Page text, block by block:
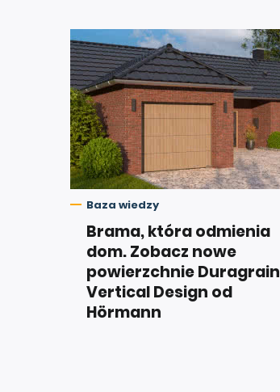
Baza wiedzy
Brama, która odmienia
dom. Zobacz nowe
powierzchnie Duragrain
Vertical Design od
Hörmann